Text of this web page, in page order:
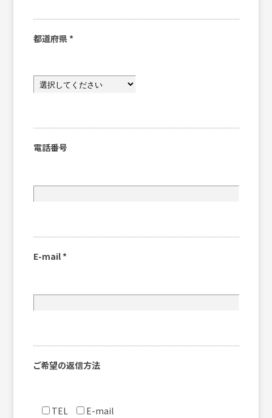
都道府県 *
電話番号
E-mail *
ご希望の返信方法
TEL E-mail